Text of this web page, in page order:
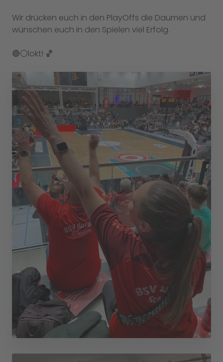
Wir drücken euch in den PlayOffs die Daumen und
wünschen euch in den Spielen viel Erfolg.
🔴⚪️lokt! 🏀